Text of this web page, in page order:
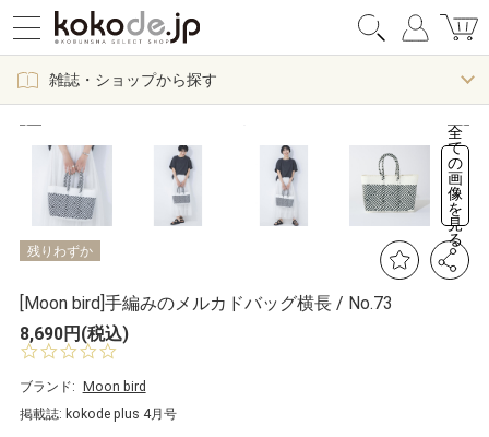
雑誌・ショップから探す
全
て
の
画
像
を
見
る
残りわずか
[Moon bird]手編みのメルカドバッグ横長 / No.73
8,690円(税込)
0.
s
t
a
ブランド:
Moon bird
掲載誌: kokode plus 4月号